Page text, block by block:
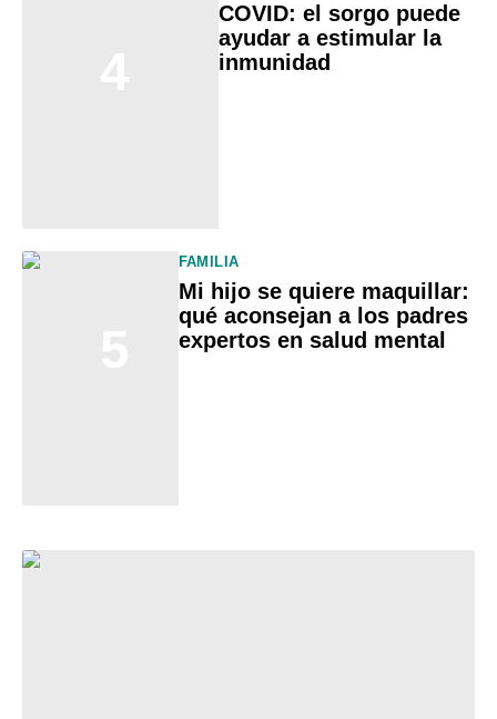
COVID: el sorgo puede
ayudar a estimular la
inmunidad
FAMILIA
Mi hijo se quiere maquillar:
qué aconsejan a los padres
expertos en salud mental